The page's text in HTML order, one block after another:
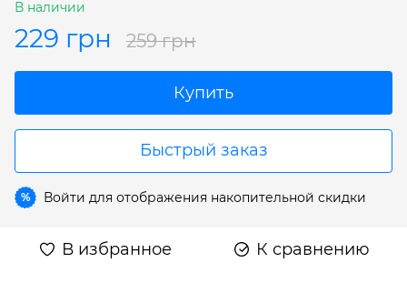
В наличии
229 грн 259 грн
Купить
Быстрый заказ
% Войти для отображения накопительной скидки
В избранное К сравнению